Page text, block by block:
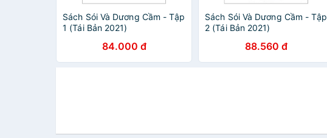
Sách Sói Và Dương Cầm - Tập
1 (Tái Bản 2021)
84.000 đ
Sách Sói Và Dương Cầm - Tập
2 (Tái Bản 2021)
88.560 đ